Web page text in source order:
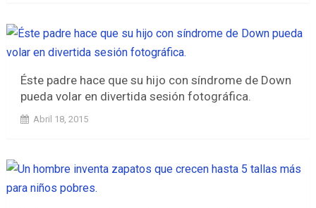
Éste padre hace que su hijo con síndrome de Down
pueda volar en divertida sesión fotográfica.
Abril 18, 2015